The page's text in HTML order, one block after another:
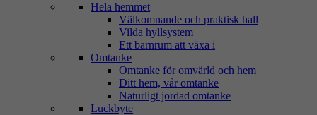
Hela hemmet
Välkomnande och praktisk hall
Vilda hyllsystem
Ett barnrum att växa i
Omtanke
Omtanke för omvärld och hem
Ditt hem, vår omtanke
Naturligt jordad omtanke
Luckbyte